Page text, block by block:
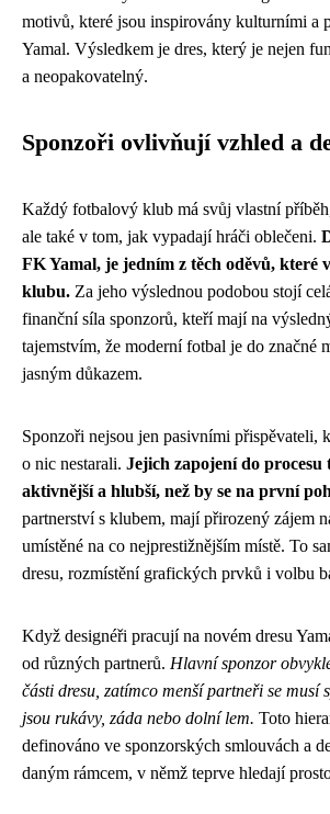
motivů, které jsou inspirovány kulturními a
Yamal. Výsledkem je dres, který je nejen
a neopakovatelný.
Sponzoři ovlivňují vzhled a
Každý fotbalový klub má svůj vlastní
ale také v tom, jak vypadají hráči oblečeni.
FK Yamal, je jedním z těch oděvů, které
klubu. Za jeho výslednou podobou stojí
finanční síla sponzorů, kteří mají na
tajemstvím, že moderní fotbal je do značné
jasným důkazem.
Sponzoři nejsou jen pasivními přispěvateli,
o nic nestarali. Jejich zapojení do
aktivnější a hlubší, než by se na první
partnerství s klubem, mají přirozený zájem
umístěné na co nejprestižnějším místě. To
dresu, rozmístění grafických prvků i volbu
Když designéři pracují na novém dresu
od různých partnerů. Hlavní sponzor
části dresu, zatímco menší partneři se musí
jsou rukávy, záda nebo dolní lem. Toto
definováno ve sponzorských smlouvách a
daným rámcem, v němž teprve hledají